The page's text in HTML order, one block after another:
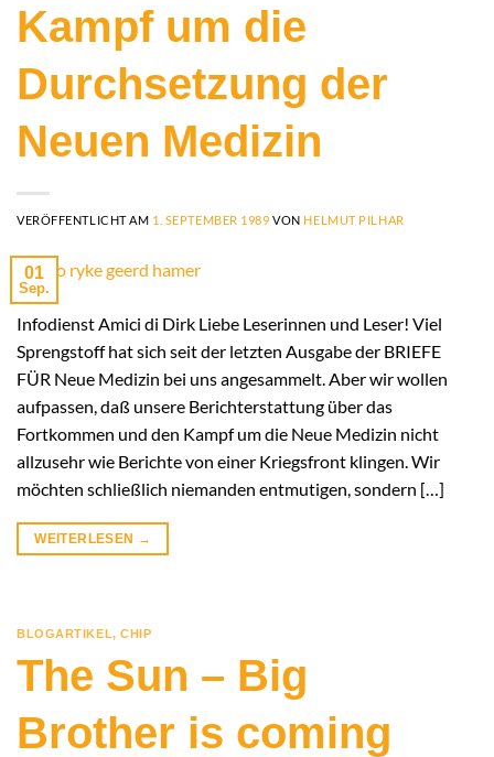
Kampf um die
Durchsetzung der
Neuen Medizin
VERÖFFENTLICHT AM 1. SEPTEMBER 1989 VON HELMUT PILHAR
01
Sep.
Infodienst Amici di Dirk Liebe Leserinnen und Leser! Viel
Sprengstoff hat sich seit der letzten Ausgabe der BRIEFE
FÜR Neue Medizin bei uns angesammelt. Aber wir wollen
aufpassen, daß unsere Berichterstattung über das
Fortkommen und den Kampf um die Neue Medizin nicht
allzusehr wie Berichte von einer Kriegsfront klingen. Wir
möchten schließlich niemanden entmutigen, sondern […]
WEITERLESEN →
BLOGARTIKEL,CHIP
The Sun – Big
Brother is coming